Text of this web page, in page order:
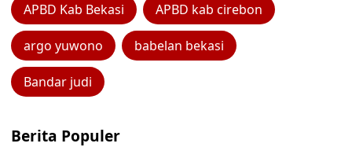
APBD Kab Bekasi APBD kab cirebon
argo yuwono babelan bekasi
Bandar judi
Berita Populer